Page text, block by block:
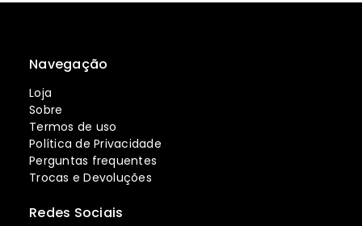
Navegação
Loja
Sobre
Termos de uso
Política de Privacidade
Perguntas frequentes
Trocas e Devoluções
Redes Sociais